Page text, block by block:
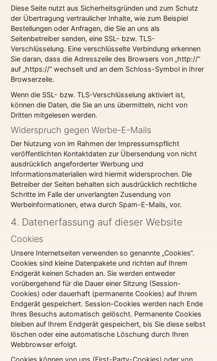
Diese Seite nutzt aus Sicherheitsgründen und zum Schutz
der Übertragung vertraulicher Inhalte, wie zum Beispiel
Bestellungen oder Anfragen, die Sie an uns als
Seitenbetreiber senden, eine SSL- bzw. TLS-
Verschlüsselung. Eine verschlüsselte Verbindung erkennen
Sie daran, dass die Adresszeile des Browsers von „http://“
auf „https://“ wechselt und an dem Schloss-Symbol in Ihrer
Browserzeile.
Wenn die SSL- bzw. TLS-Verschlüsselung aktiviert ist,
können die Daten, die Sie an uns übermitteln, nicht von
Dritten mitgelesen werden.
Widerspruch gegen Werbe-E-Mails
Der Nutzung von im Rahmen der Impressumspflicht
veröffentlichten Kontaktdaten zur Übersendung von nicht
ausdrücklich angeforderter Werbung und
Informationsmaterialien wird hiermit widersprochen. Die
Betreiber der Seiten behalten sich ausdrücklich rechtliche
Schritte im Falle der unverlangten Zusendung von
Werbeinformationen, etwa durch Spam-E-Mails, vor.
4. Datenerfassung auf dieser Website
Cookies
Unsere Internetseiten verwenden so genannte „Cookies“.
Cookies sind kleine Datenpakete und richten auf Ihrem
Endgerät keinen Schaden an. Sie werden entweder
vorübergehend für die Dauer einer Sitzung (Session-
Cookies) oder dauerhaft (permanente Cookies) auf Ihrem
Endgerät gespeichert. Session-Cookies werden nach Ende
Ihres Besuchs automatisch gelöscht. Permanente Cookies
bleiben auf Ihrem Endgerät gespeichert, bis Sie diese selbst
löschen oder eine automatische Löschung durch Ihren
Webbrowser erfolgt.